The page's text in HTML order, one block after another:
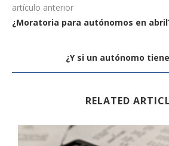
artículo anterior
¿Moratoria para autónomos en
¿Y si un autónomo
RELATED